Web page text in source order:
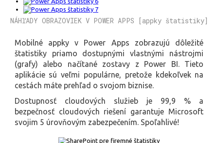
NÁHľADY OBRAZOVIEK V POWER APPS [appky štatistiky]
Mobilné appky v Power Apps zobrazujú dôležité
štatistiky priamo dostupnými vlastnými nástrojmi
(grafy) alebo načítané zostavy z Power BI. Tieto
aplikácie sú veľmi populárne, pretože kdekoľvek na
cestách máte prehľad o svojom biznise.
Dostupnosť cloudových služieb je 99,9 % a
bezpečnosť cloudových riešení garantuje Microsoft
svojim 5 úrovňovým zabezpečením. Spoľahlivé!